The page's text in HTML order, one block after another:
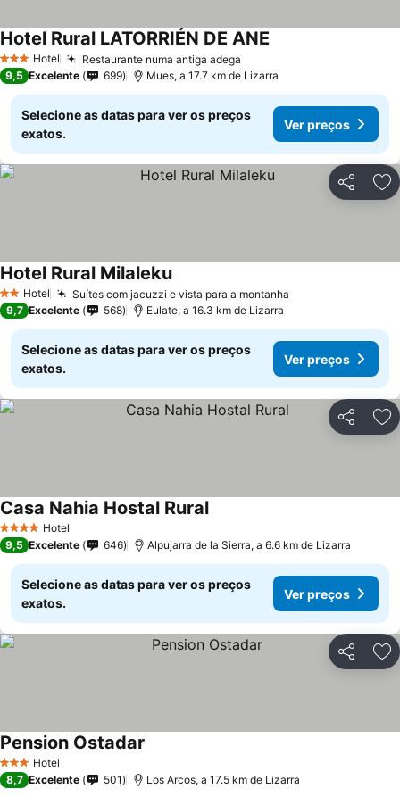
3 EstrelasHotel Restaurante numa antiga adega
Hotel Rural LATORRIÉN DE ANE
9,5 Excelente 699 Mues, a 17.7 km de Lizarra
Selecione as datas para ver os preços
exatos.
Ver preços
Partilhar
2 Estrelas
Hotel Suítes com jacuzzi e vista para a montanha
Hotel Rural Milaleku
9,7 Excelente 568 Eulate, a 16.3 km de Lizarra
Selecione as datas para ver os preços
exatos.
Ver preços
Partilhar
4 EstrelasHotel
Casa Nahia Hostal Rural
9,5 Excelente 646 Alpujarra de la Sierra, a 6.6 km de Lizarra
Selecione as datas para ver os preços
exatos.
Ver preços
Partilhar
3 EstrelasHotel
Pension Ostadar
8,7 Excelente 501 Los Arcos, a 17.5 km de Lizarra